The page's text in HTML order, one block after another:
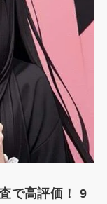
で高評価！ 9